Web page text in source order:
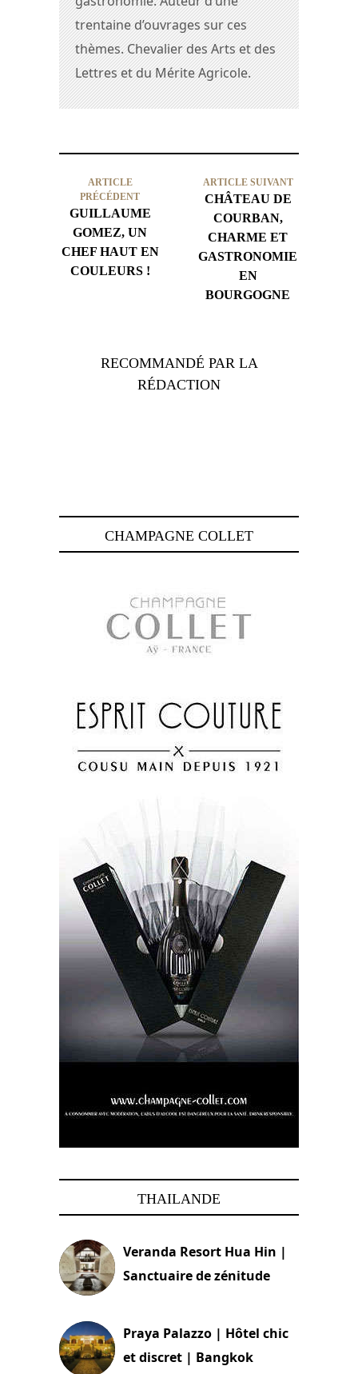
trentaine d’ouvrages sur ces
thèmes. Chevalier des Arts et des
Lettres et du Mérite Agricole.
ARTICLE
PRÉCÉDENT
GUILLAUME
GOMEZ, UN
CHEF HAUT EN
COULEURS !
ARTICLE SUIVANT
CHÂTEAU DE
COURBAN,
CHARME ET
GASTRONOMIE
EN
BOURGOGNE
RECOMMANDÉ PAR LA
RÉDACTION
CHAMPAGNE COLLET
THAILANDE
Veranda Resort Hua Hin |
Sanctuaire de zénitude
Praya Palazzo | Hôtel chic
et discret | Bangkok